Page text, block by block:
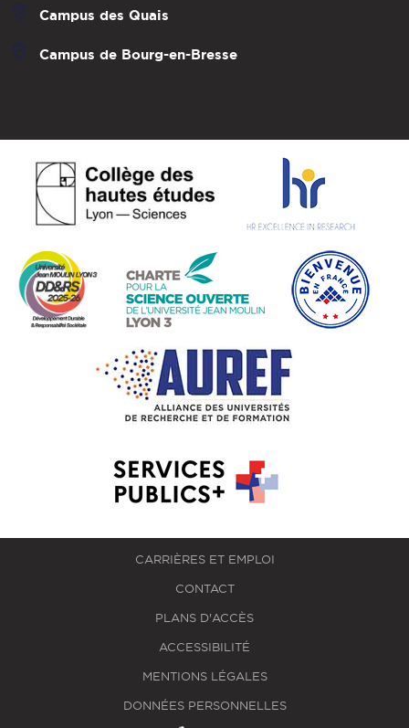
Campus des Quais
Campus de Bourg-en-Bresse
CARRIÈRES ET EMPLOI
CONTACT
PLANS D'ACCÈS
ACCESSIBILITÉ
MENTIONS LÉGALES
DONNÉES PERSONNELLES